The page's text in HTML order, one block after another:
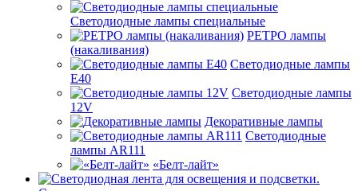
Светодиодные лампы специальные
РЕТРО лампы
(накаливания)
Светодиодные лампы
E40
Светодиодные лампы
12V
Декоративные лампы
Светодиодные
лампы AR111
«Белт-лайт»